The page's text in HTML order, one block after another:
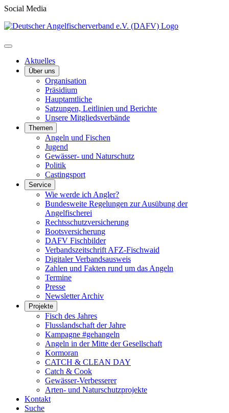
Social Media
Aktuelles
Über uns
Organisation
Präsidium
Hauptamtliche
Satzungen, Leitlinien und Berichte
Unsere Mitgliedsverbände
Themen
Angeln und Fischen
Jugend
Gewässer- und Naturschutz
Politik
Castingsport
Service
Wie werde ich Angler?
Bundesweite Regelungen zur Ausübung der
Angelfischerei
Rechtsschutzversicherung
Bootsversicherung
DAFV Fischbilder
Verbandszeitschrift AFZ-Fischwaid
Digitaler Verbandsausweis
Zahlen und Fakten rund um das Angeln
Termine
Presse
Newsletter Archiv
Projekte
Fisch des Jahres
Flusslandschaft der Jahre
Kampagne #gehangeln
Angeln in der Mitte der Gesellschaft
Kormoran
CATCH & CLEAN DAY
Catch & Cook
Gewässer-Verbesserer
Arten- und Naturschutzprojekte
Kontakt
Suche